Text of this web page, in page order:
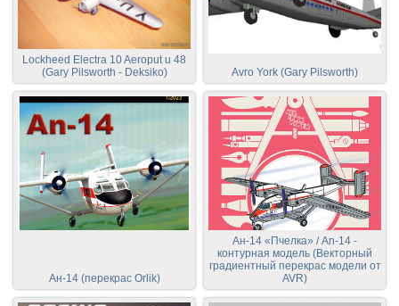
Lockheed Electra 10 Aeroput u 48
(Gary Pilsworth - Deksiko)
Avro York (Gary Pilsworth)
Ан-14 (перекрас Orlik)
Ан-14 «Пчелка» / An-14 -
контурная модель (Векторный
градиентный перекрас модели от
AVR)